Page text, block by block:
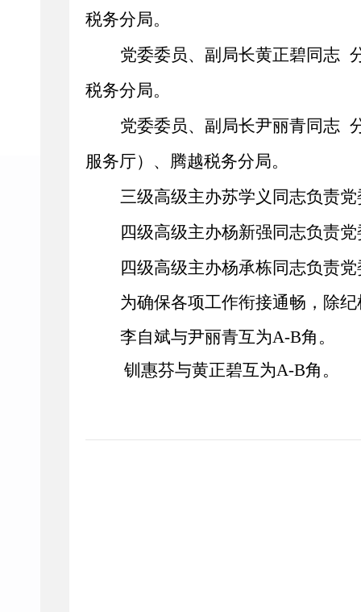
税务分局。
党委委员、 副 局长黄正碧同志
税务分局。
党委委员、 副 局长尹丽青同志
服务厅）、腾越税务分局。
三级高级主办苏学义同志负责
四级高级主办杨新强同志负责
四级高级主办杨承栋同志负责
为确保各项工作衔接通畅，除
李自斌与尹丽青互为A-B角。
钏惠芬与黄正碧互为A-B角。